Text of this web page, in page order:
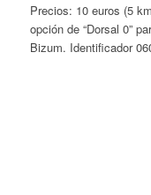
Precios: 10 euros (5
opción de “Dorsal 0”
Bizum. Identificador